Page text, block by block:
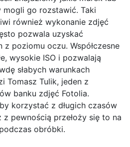
mogli go rozstawić. Taki
również wykonanie zdjęć
pozwala uzyskać
poziomu oczu. Współczesne
wysokie ISO i pozwalają
słabych warunkach
Tomasz Tulik, jeden z
banku zdjęć Fotolia.
korzystać z długich czasów
z pewnością przełoży się to na
obróbki.